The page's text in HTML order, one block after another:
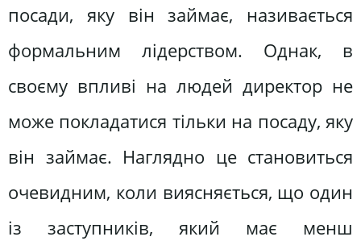
посади, яку він займає, називається
формальним лідерством. Однак, в
своєму впливі на людей директор не
може покладатися тільки на посаду, яку
він займає. Наглядно це становиться
очевидним, коли виясняється, що один
із заступників, який має менш